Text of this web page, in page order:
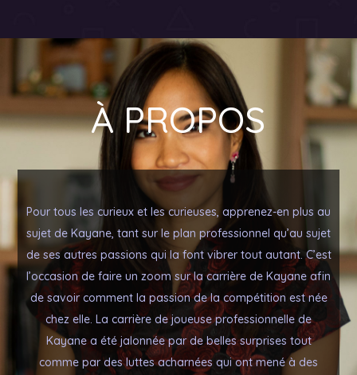
À PROPOS
Pour tous les curieux et les curieuses, apprenez-en plus au
sujet de Kayane, tant sur le plan professionnel qu’au sujet
de ses autres passions qui la font vibrer tout autant. C’est
l’occasion de faire un zoom sur la carrière de Kayane afin
de savoir comment la passion de la compétition est née
chez elle. La carrière de joueuse professionnelle de
Kayane a été jalonnée par de belles surprises tout
comme par des luttes acharnées qui ont mené à des